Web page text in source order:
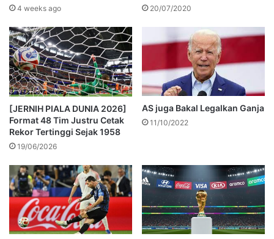
4 weeks ago 20/07/2020
[JERNIH PIALA DUNIA 2026]
Format 48 Tim Justru Cetak
Rekor Tertinggi Sejak 1958
19/06/2026
AS juga Bakal Legalkan Ganja
11/10/2022